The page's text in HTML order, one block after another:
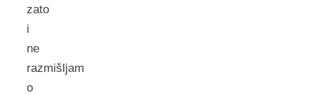
zato
i
ne
razmišljam
o